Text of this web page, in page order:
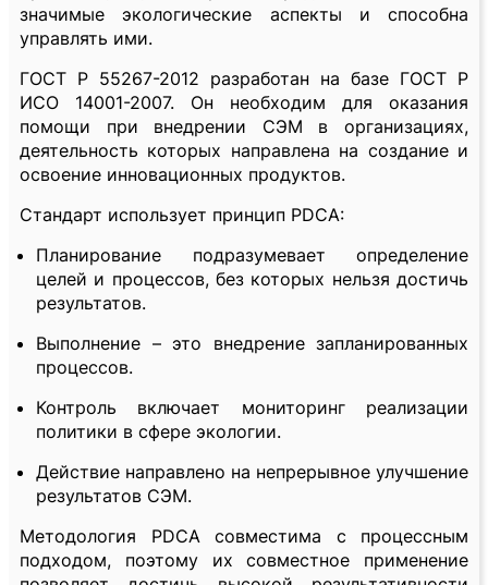
значимые экологические аспекты и способна
управлять ими.
ГОСТ Р 55267-2012 разработан на базе ГОСТ Р
ИСО 14001-2007. Он необходим для оказания
помощи при внедрении СЭМ в организациях,
деятельность которых направлена на создание и
освоение инновационных продуктов.
Стандарт использует принцип PDCA:
Планирование подразумевает определение
целей и процессов, без которых нельзя достичь
результатов.
Выполнение – это внедрение запланированных
процессов.
Контроль включает мониторинг реализации
политики в сфере экологии.
Действие направлено на непрерывное улучшение
результатов СЭМ.
Методология PDCA совместима с процессным
подходом, поэтому их совместное применение